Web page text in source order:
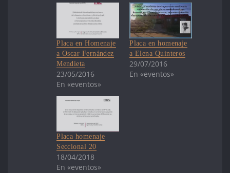
Placa en Homenaje
a Oscar Fernández
Mendieta
23/05/2016
En «eventos»
Placa en homenaje
a Elena Quinteros
29/07/2016
En «eventos»
Placa homenaje
Seccional 20
18/04/2018
En «eventos»